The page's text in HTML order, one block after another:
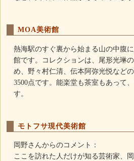
MOA美術館
熱海駅のすぐ裏から始まる山の中腹
館です。コレクションは、尾形光琳
め、野々村仁清、伝本阿弥光悦など
3500点です。能楽堂も茶室もあって
す。
モトフサ現代美術館
岡野さんからのコメント：
ここを訪れた人だけが知る芸術家、